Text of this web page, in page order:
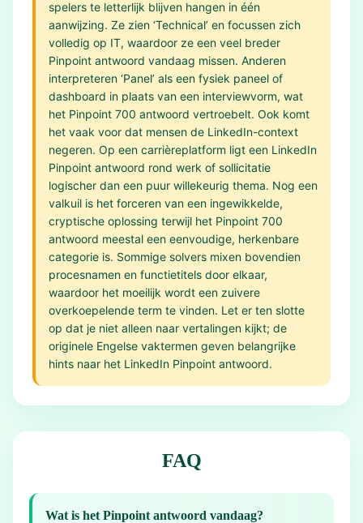
spelers te letterlijk blijven hangen in één
aanwijzing. Ze zien ‘Technical’ en focussen zich
volledig op IT, waardoor ze een veel breder
Pinpoint antwoord vandaag missen. Anderen
interpreteren ‘Panel’ als een fysiek paneel of
dashboard in plaats van een interviewvorm, wat
het Pinpoint 700 antwoord vertroebelt. Ook komt
het vaak voor dat mensen de LinkedIn-context
negeren. Op een carrièreplatform ligt een LinkedIn
Pinpoint antwoord rond werk of sollicitatie
logischer dan een puur willekeurig thema. Nog een
valkuil is het forceren van een ingewikkelde,
cryptische oplossing terwijl het Pinpoint 700
antwoord meestal een eenvoudige, herkenbare
categorie is. Sommige solvers mixen bovendien
procesnamen en functietitels door elkaar,
waardoor het moeilijk wordt een zuivere
overkoepelende term te vinden. Let er ten slotte
op dat je niet alleen naar vertalingen kijkt; de
originele Engelse vaktermen geven belangrijke
hints naar het LinkedIn Pinpoint antwoord.
FAQ
Wat is het Pinpoint antwoord vandaag?